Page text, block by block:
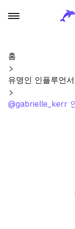
홈
유명인 인플루언서
@gabrielle_kerr